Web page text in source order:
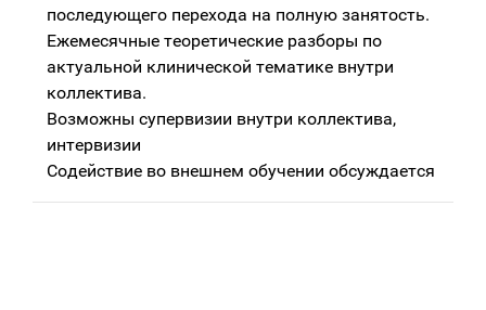
последующего перехода на полную занятость.
Ежемесячные теоретические разборы по
актуальной клинической тематике внутри
коллектива.
Возможны супервизии внутри коллектива,
интервизии
Содействие во внешнем обучении обсуждается